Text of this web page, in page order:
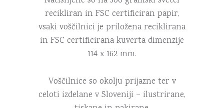
recikliran in FSC certificiran papir,
vsaki voščilnici je priložena reciklirana
in FSC certificirana kuverta dimenzije
114 x 162 mm.
Voščilnice so okolju prijazne ter v
celoti izdelane v Sloveniji – ilustrirane,